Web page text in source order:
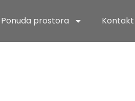
Ponuda prostora Kontakt
Qui